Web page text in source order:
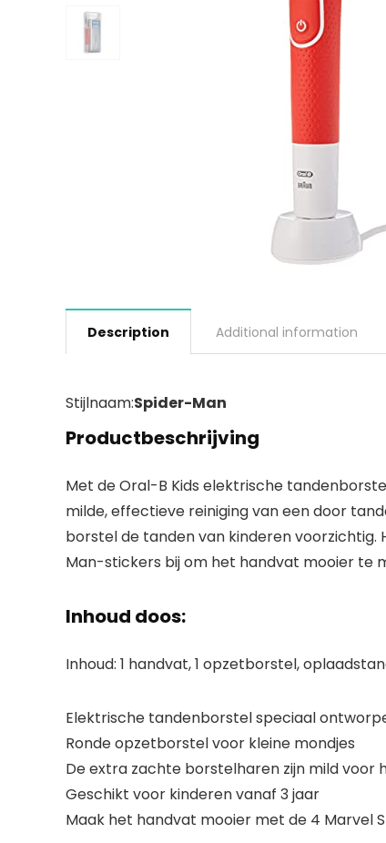
Description Additional information
Stijlnaam:Spider-Man
Productbeschrijving
Met de Oral-B Kids elektrische
milde, effectieve reiniging van een door
borstel de tanden van kinderen voorzichtig.
Man-stickers bij om het handvat mooier te
Inhoud doos:
Inhoud: 1 handvat, 1 opzetborstel,
Elektrische tandenborstel speciaal
Ronde opzetborstel voor kleine mondjes
De extra zachte borstelharen zijn mild voor
Geschikt voor kinderen vanaf 3 jaar
Maak het handvat mooier met de 4 Marvel